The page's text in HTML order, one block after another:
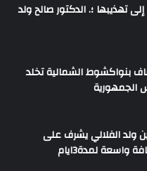
تهذيبها ؛. الدكتور صالح ولد
بنواكشوط الشمالية تخلد
الجمهورية
ولد الفلالي يشرف على
واسعة لمدة3ايام